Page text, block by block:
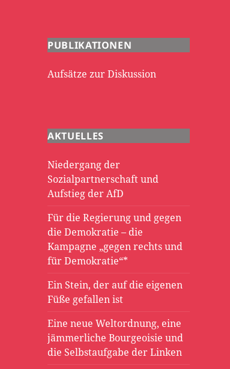
PUBLIKATIONEN
Aufsätze zur Diskussion
AKTUELLES
Niedergang der
Sozialpartnerschaft und
Aufstieg der AfD
Für die Regierung und gegen
die Demokratie – die
Kampagne „gegen rechts und
für Demokratie“*
Ein Stein, der auf die eigenen
Füße gefallen ist
Eine neue Weltordnung, eine
jämmerliche Bourgeoisie und
die Selbstaufgabe der Linken